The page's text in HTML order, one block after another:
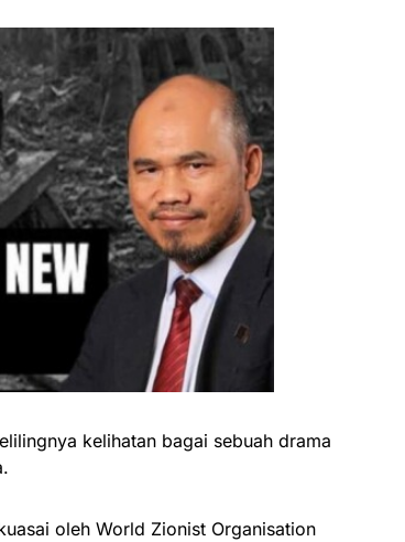
kelihatan bagai sebuah drama
oleh World Zionist Organisation